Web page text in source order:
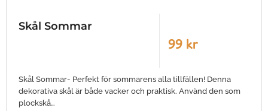
Skål Sommar
99 kr
Skål Sommar- Perfekt för sommarens alla tillfällen! Denna
dekorativa skål är både vacker och praktisk. Använd den som
plockskå…